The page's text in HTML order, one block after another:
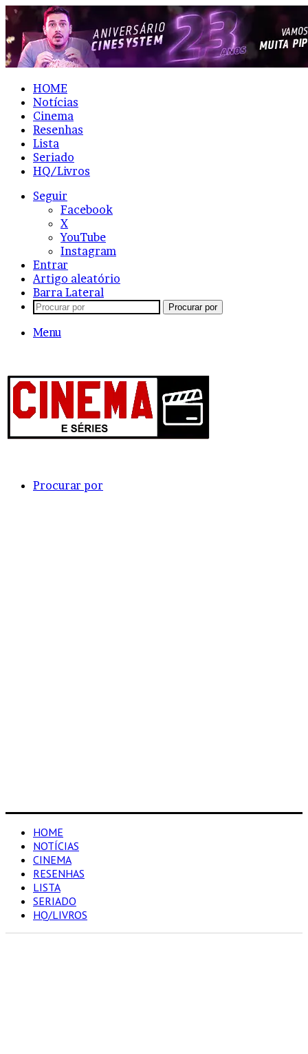
HOME
Notícias
Cinema
Resenhas
Lista
Seriado
HQ/Livros
Seguir
Facebook
X
YouTube
Instagram
Entrar
Artigo aleatório
Barra Lateral
Procurar por
Menu
Procurar por
HOME
NOTÍCIAS
CINEMA
RESENHAS
LISTA
SERIADO
HQ/LIVROS